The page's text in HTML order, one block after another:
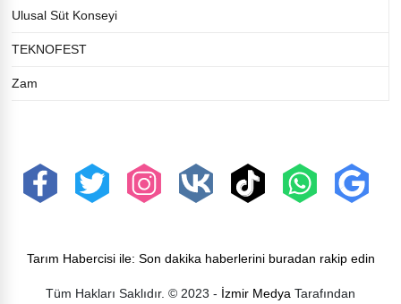
Ulusal Süt Konseyi
TEKNOFEST
Zam
Tarım Habercisi ile: Son dakika haberlerini buradan rakip edin
Tüm Hakları Saklıdır. © 2023 - İzmir Medya Tarafından